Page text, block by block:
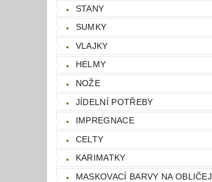
STANY
SUMKY
VLAJKY
HELMY
NOŽE
JÍDELNÍ POTŘEBY
IMPREGNACE
CELTY
KARIMATKY
MASKOVACÍ BARVY NA OBLIČEJ